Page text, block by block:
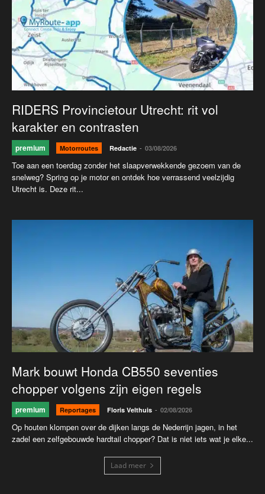
RIDERS Provincietour Utrecht: rit vol
karakter en contrasten
premium Motorroutes Redactie - 03/08/2026
Toe aan een toerdag zonder het slaapverwekkende gezoem van de
snelweg? Spring op je motor en ontdek hoe verrassend veelzijdig
Utrecht is. Deze rit...
Mark bouwt Honda CB550 seventies
chopper volgens zijn eigen regels
premium Reportages Floris Velthuis - 02/08/2026
Op houten klompen over de dijken langs de Nederrijn jagen, in het
zadel een zelfgebouwde hardtail chopper? Dat is niet iets wat je elke...
Laad meer